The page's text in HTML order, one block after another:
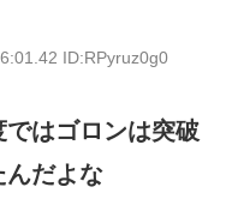
ID:RPyruz0g0
はゴロンは突破
んだよな